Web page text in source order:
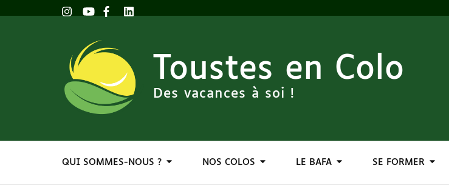
Toustes en Colo
Des vacances à soi !
QUI SOMMES-NOUS ? NOS COLOS LE BAFA SE FORMER